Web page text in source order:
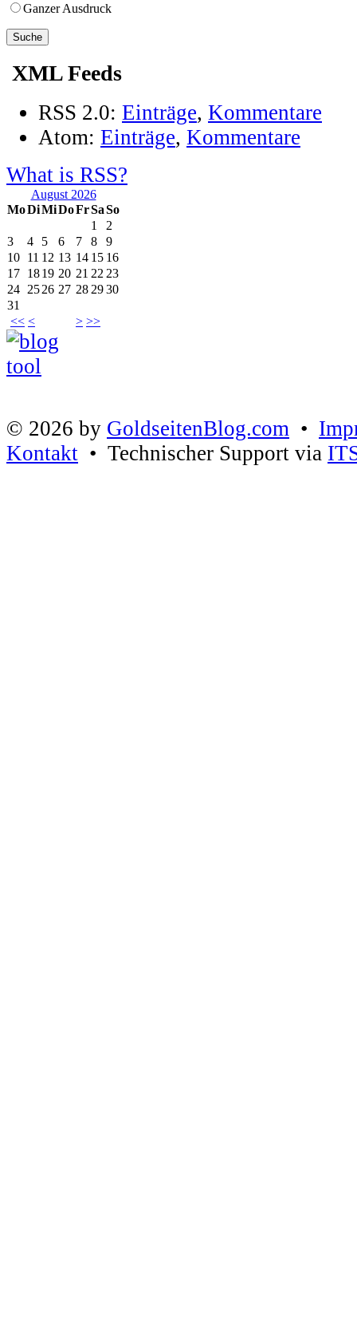
Ganzer Ausdruck
XML Feeds
RSS 2.0: Einträge, Kommentare
Atom: Einträge, Kommentare
What is RSS?
August 2026
MoDiMiDoFrSaSo
<< < > >>
1
2
3
4 5 6 7 8
9
10 11 12 13 14 15 16
17 1819 20 21 22 23
24 2526 27 28 2930
31
© 2026 by GoldseitenBlog.com •
Kontakt • Technischer Support via